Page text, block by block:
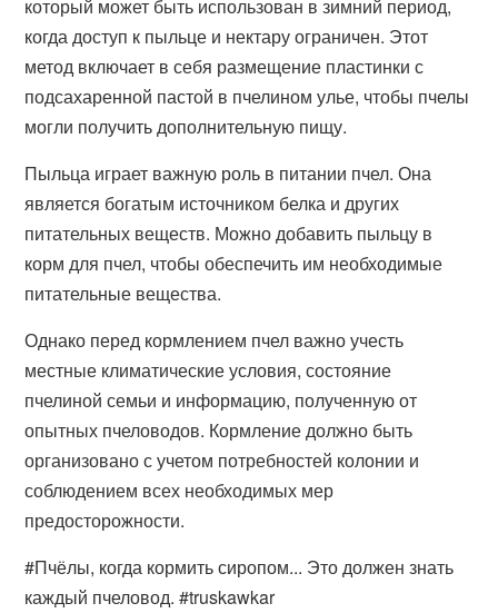
который может быть использован в зимний период,
когда доступ к пыльце и нектару ограничен. Этот
метод включает в себя размещение пластинки с
подсахаренной пастой в пчелином улье, чтобы пчелы
могли получить дополнительную пищу.
Пыльца играет важную роль в питании пчел. Она
является богатым источником белка и других
питательных веществ. Можно добавить пыльцу в
корм для пчел, чтобы обеспечить им необходимые
питательные вещества.
Однако перед кормлением пчел важно учесть
местные климатические условия, состояние
пчелиной семьи и информацию, полученную от
опытных пчеловодов. Кормление должно быть
организовано с учетом потребностей колонии и
соблюдением всех необходимых мер
предосторожности.
#Пчёлы, когда кормить сиропом... Это должен знать
каждый пчеловод. #truskawkar